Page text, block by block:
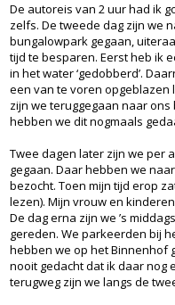
De autoreis van 2 uur had ik
zelfs. De tweede dag zijn we
bungalowpark gegaan,
tijd te besparen. Eerst heb ik
in het water ‘gedobberd’.
een van te voren opgeblazen
zijn we teruggegaan naar
hebben we dit nogmaals
Twee dagen later zijn we per
gegaan. Daar hebben we
bezocht. Toen mijn tijd erop
lezen). Mijn vrouw en
De dag erna zijn we ’s
gereden. We parkeerden bij
hebben we op het Binnenhof
nooit gedacht dat ik daar nog
terugweg zijn we langs de